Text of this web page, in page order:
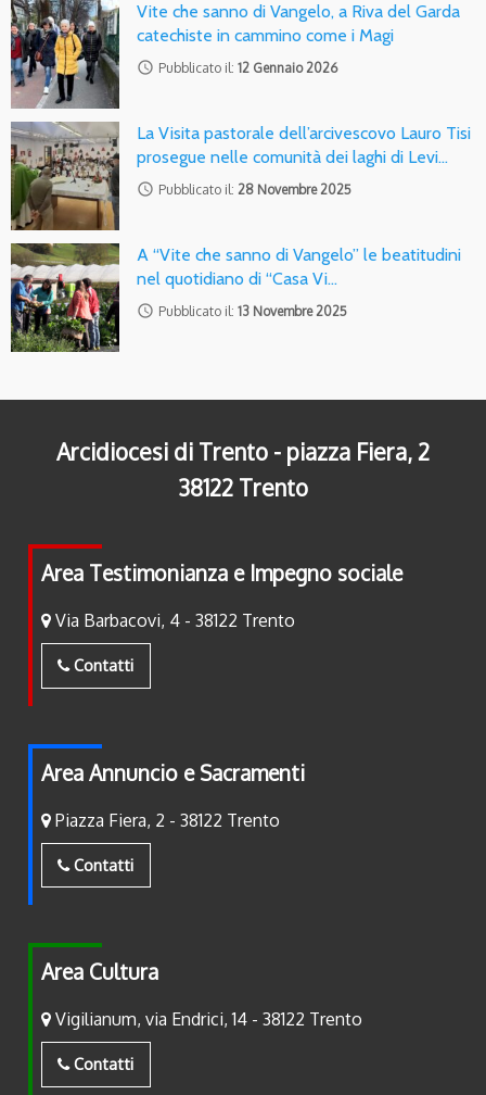
Vite che sanno di Vangelo, a Riva del Garda
catechiste in cammino come i Magi
access_time Pubblicato il: 12 Gennaio 2026
La Visita pastorale dell’arcivescovo Lauro Tisi
prosegue nelle comunità dei laghi di Levi…
access_time Pubblicato il: 28 Novembre 2025
A “Vite che sanno di Vangelo” le beatitudini
nel quotidiano di “Casa Vi…
access_time Pubblicato il: 13 Novembre 2025
Arcidiocesi di Trento - piazza Fiera, 2
38122 Trento
Area Testimonianza e Impegno sociale
Via Barbacovi, 4 - 38122 Trento
Contatti
Area Annuncio e Sacramenti
Piazza Fiera, 2 - 38122 Trento
Contatti
Area Cultura
Vigilianum, via Endrici, 14 - 38122 Trento
Contatti